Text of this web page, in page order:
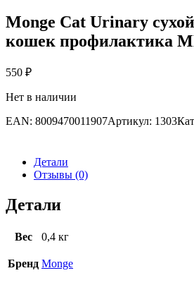
Monge Cat Urinary
кошек профилактика
550 ₽
Нет в наличии
EAN: 8009470011907Артикул: 1303
Детали
Отзывы (0)
Детали
Вес 0,4 кг
Бренд Monge